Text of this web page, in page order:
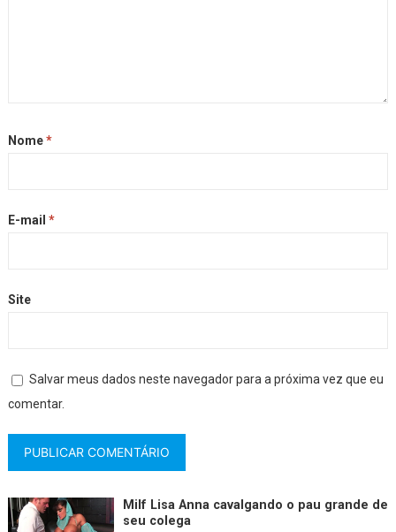
Nome*
E-mail *
Site
Salvar meus dados neste navegador para a próxima vez que eu
comentar.
Milf Lisa Anna cavalgando o pau grande de
seu colega